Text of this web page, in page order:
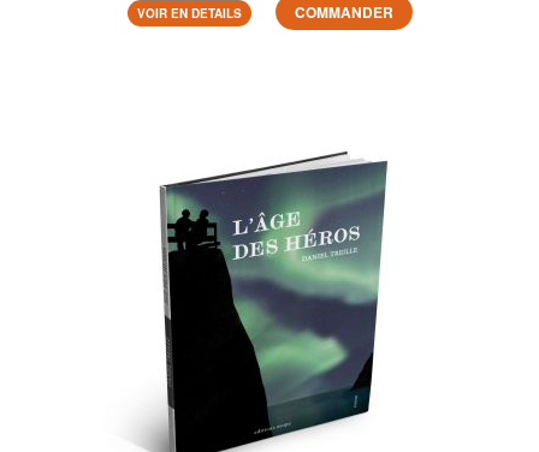
VOIR EN DETAILS COMMANDER